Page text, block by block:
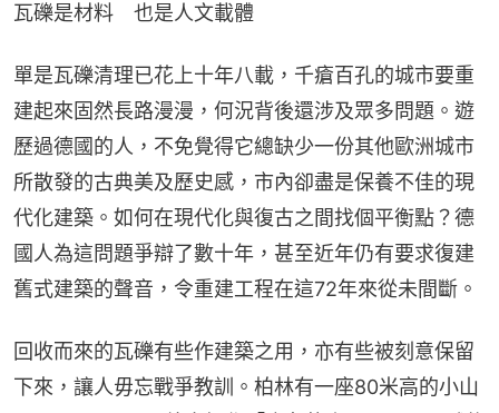
瓦礫是材料 也是人文載體
單是瓦礫清理已花上十年八載，千瘡百孔的城市要重
建起來固然長路漫漫，何況背後還涉及眾多問題。遊
歷過德國的人，不免覺得它總缺少一份其他歐洲城市
所散發的古典美及歷史感，市內卻盡是保養不佳的現
代化建築。如何在現代化與復古之間找個平衡點？德
國人為這問題爭辯了數十年，甚至近年仍有要求復建
舊式建築的聲音，令重建工程在這72年來從未間斷。
回收而來的瓦礫有些作建築之用，亦有些被刻意保留
下來，讓人毋忘戰爭教訓。柏林有一座80米高的小山